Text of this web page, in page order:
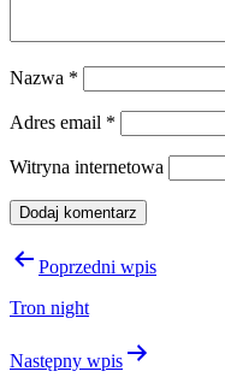
Nazwa *
Adres email *
Witryna internetowa
Nawigacja
Poprzedni wpis
Tron night
Następny wpis